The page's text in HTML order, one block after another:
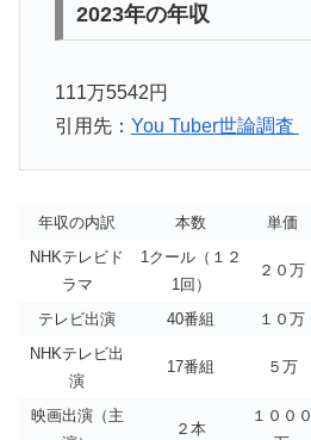
2023年の年収
111万5542円
引用先： You Tuber世論調査
年収の内訳 本数 単価
NHKテレビド
ラマ
1クール（１２
1回）
２０万
テレビ出演 40番組 １０万
NHKテレビ出
演
17番組 ５万
映画出演（主
２本
１０００